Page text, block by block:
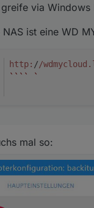
via
NAS ist eine WD
http: //
`` `` `
mal so: